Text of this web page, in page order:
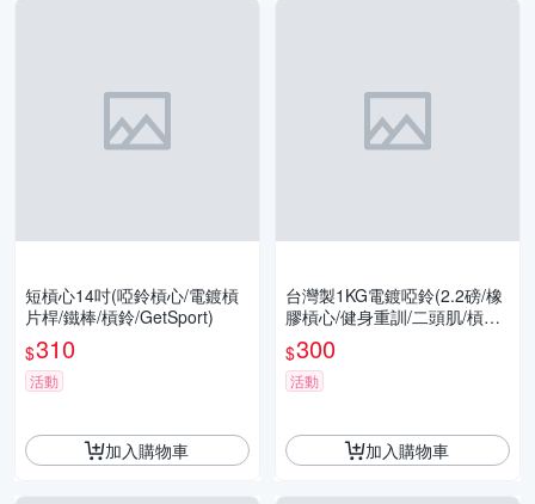
短槓心14吋(啞鈴槓心/電鍍槓
片桿/鐵棒/槓鈴/GetSport)
$310
活動
加入購物車
台灣製1KG電鍍啞鈴(2.2磅/橡
膠槓心/健身重訓/二頭肌/槓鈴/
GetSport)
$300
活動
加入購物車